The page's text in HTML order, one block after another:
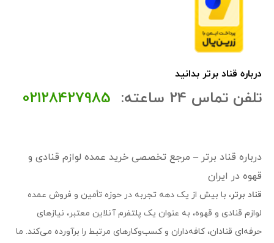
درباره قناد برتر بدانید
تلفن تماس 24 ساعته: 02128427985
درباره قناد برتر – مرجع تخصصی خرید عمده لوازم قنادی و
قهوه در ایران
قناد برتر، با بیش از یک دهه تجربه در حوزه تأمین و فروش عمده
لوازم قنادی و قهوه، به عنوان یک پلتفرم آنلاین معتبر، نیازهای
حرفه‌ای قنادان، کافه‌داران و کسب‌وکارهای مرتبط را برآورده می‌کند. ما